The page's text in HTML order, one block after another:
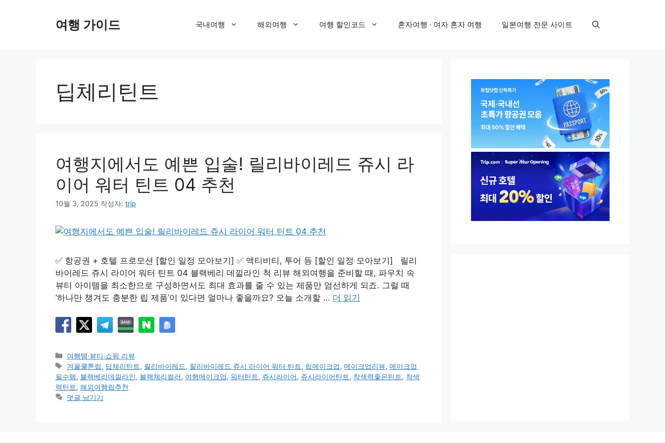
여행 가이드 국내여행 해외여행 여행 할인코드 혼자여행 · 여자 혼자 여행 일본여행 전문 사이트
딥체리틴트
여행지에서도 예쁜 입술! 릴리바이레드 쥬시 라
이어 워터 틴트 04 추천
10월 3, 2025 작성자: trip
✅ 항공권 + 호텔 프로모션 [할인 일정 모아보기] ✅ 액티비티, 투어 등 [할인 일정 모아보기] 릴리
바이레드 쥬시 라이어 워터 틴트 04 블랙베리 데낄라인 척 리뷰 해외여행을 준비할 때, 파우치 속
뷰티 아이템을 최소한으로 구성하면서도 최대 효과를 줄 수 있는 제품만 엄선하게 되죠. 그럴 때
‘하나만 챙겨도 충분한 립 제품’이 있다면 얼마나 좋을까요? 오늘 소개할 … 더 읽기
카
테
고
리
여행템·뷰티·쇼핑 리뷰
태
그
겨울쿨톤립, 딥체리틴트, 릴리바이레드, 릴리바이레드 쥬시 라이어 워터 틴트, 립메이크업,메이크업리뷰,메이크업
필수템, 블랙베리데낄라인, 블랙체리컬러, 여행메이크업, 워터틴트, 쥬시라이어, 쥬시라이어틴트, 착색력좋은틴트, 착색
력틴트, 해외여행립추천
댓글 남기기